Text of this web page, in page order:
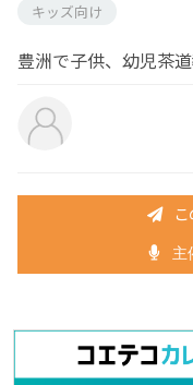
キッズ向け
豊洲で子供、幼児茶
主